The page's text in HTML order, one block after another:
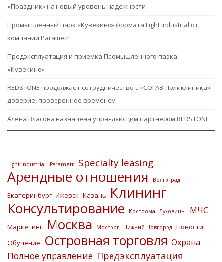
«Праздник» на новый уровень надежности
Промышленный парк «Кувекино» формата Light Industrial от
компании Parametr
Предэксплуатация и приемка Промышленного парка
«Кувекино»
REDSTONE продолжает сотрудничество с «СОГАЗ-Поликлиника»:
доверие, проверенное временем
Алёна Власова назначена управляющим партнером REDSTONE
Light Industrial Parametr Specialty leasing
Арендные отношения Волгоград
Екатеринбург Ижевск Казань Клининг
Консультирование Кострома Луховицы МЧС
Маркетинг Москва Мосторг Нижний Новгород Новости
Обучение
Островная торговля Охрана
Полное управление Предэксплуатация